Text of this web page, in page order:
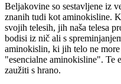
Beljakovine so sestavljene iz
znanih tudi kot aminokisline.
svojih telesih, jih naša telesa
bodisi iz nič ali s
aminokislin, ki jih telo ne
"esencialne aminokisline". Te
zaužiti s hrano.